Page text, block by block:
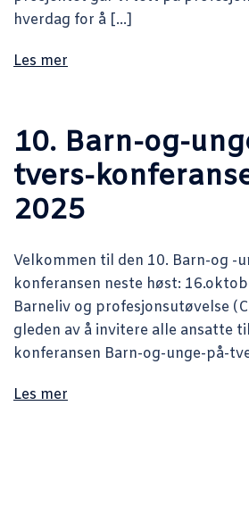
hverdag for å […]
Les mer
10. Barn-og-
tvers-
2025
Velkommen til den 10. Barn-og -
konferansen neste høst:
Barneliv og profesjonsutøvelse
gleden av å invitere alle ansatte
konferansen Barn-og-unge-på-
Les mer